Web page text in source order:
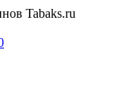
Tabaks.ru